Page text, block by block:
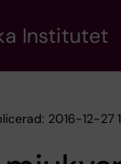
Institutet
2016-12-27